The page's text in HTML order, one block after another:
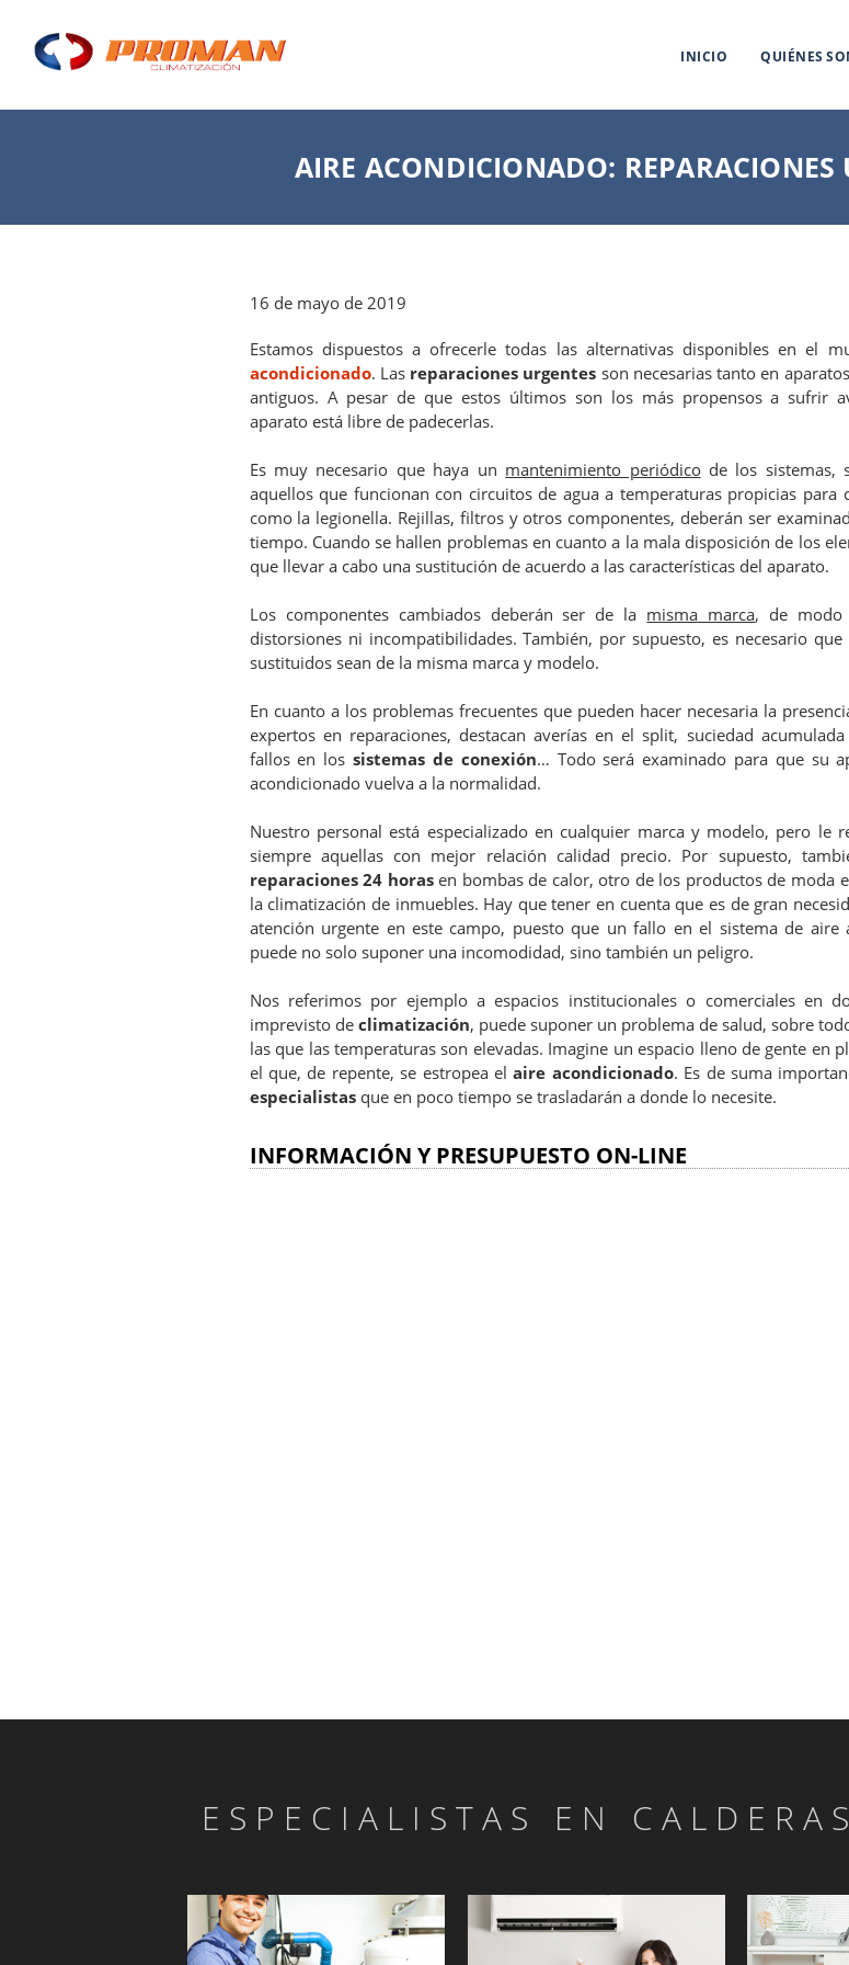
INICIO QUIÉNES
AIRE ACONDICIONADO: REPARACIONES
16 de mayo de 2019
Estamos dispuestos a ofrecerle todas las alternativas disponibles en el
acondicionado. Las reparaciones urgentes son necesarias tanto en
antiguos. A pesar de que estos últimos son los más propensos a sufrir
aparato está libre de padecerlas.
Es muy necesario que haya un mantenimiento periódicode los sistemas,
aquellos que funcionan con circuitos de agua a temperaturas propicias para
como la legionella. Rejillas, filtros y otros componentes, deberán ser
tiempo. Cuando se hallen problemas en cuanto a la mala disposición de los
que llevar a cabo una sustitución de acuerdo a las características del aparato.
Los componentes cambiados deberán ser de la misma marca, de modo
distorsiones ni incompatibilidades. También, por supuesto, es necesario
sustituidos sean de la misma marca y modelo.
En cuanto a los problemas frecuentes que pueden hacer necesaria la
expertos en reparaciones, destacan averías en el split, suciedad
fallos en lossistemas de conexión… Todo será examinado para que su
acondicionado vuelva a la normalidad.
Nuestro personal está especializado en cualquier marca y modelo, pero le
siempre aquellas con mejor relación calidad precio. Por supuesto,
reparaciones 24 horasen bombas de calor, otro de los productos de moda
la climatización de inmuebles. Hay que tener en cuenta que es de gran
atención urgente en este campo, puesto que un fallo en el sistema de aire
puede no solo suponer una incomodidad, sino también un peligro.
Nos referimos por ejemplo a espacios institucionales o comerciales en
imprevisto de climatización, puede suponer un problema de salud, sobre
las que las temperaturas son elevadas. Imagine un espacio lleno de gente en
el que, de repente, se estropea elaire acondicionado. Es de suma
especialistasque en poco tiempo se trasladarán a donde lo necesite.
INFORMACIÓN Y PRESUPUESTO ON-LINE
ESPECIALISTAS EN